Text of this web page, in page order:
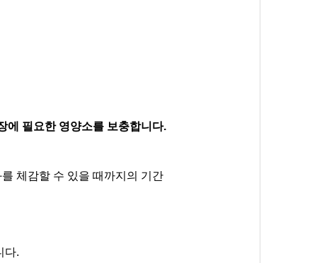
에 필요한 영양소를 보충합니다.
체감할 수 있을 때까지의 기간
다.